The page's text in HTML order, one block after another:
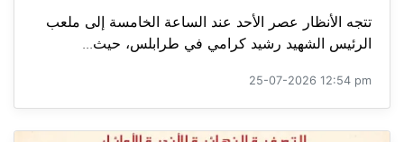
تتجه الأنظار عصر الأحد عند الساعة الخامسة إلى ملعب
الرئيس الشهيد رشيد كرامي في طرابلس، حيث...
25-07-2026 12:54 pm